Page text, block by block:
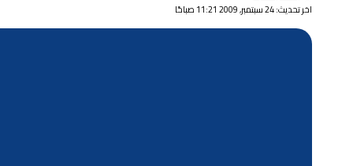
اخر تحديث: 24 سبتمبر, 2009 11:21 صباحًا